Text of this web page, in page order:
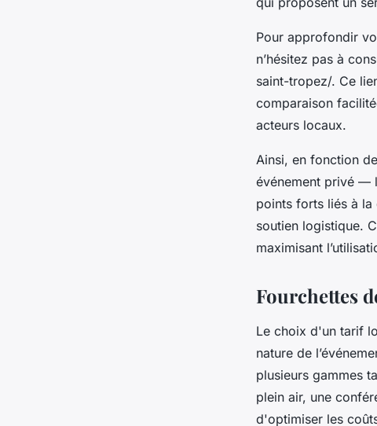
Pour approfondir
n’hésitez pas à
saint-tropez/. Ce
comparaison
acteurs locaux.
Ainsi, en fonction
événement privé —
points forts liés à la
soutien logistique.
maximisant
Fourchettes
Le choix d'un tarif
nature de
plusieurs gammes
plein air, une
d'optimiser les